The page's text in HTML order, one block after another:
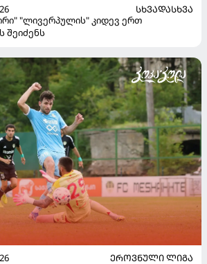
ᲡᲮᲕᲐᲓᲐᲡᲮᲕᲐ
"ლივერპულის" კიდევ ერთ
შეიძენს
ᲔᲠᲝᲕᲜᲣᲚᲘ ᲚᲘᲒᲐ